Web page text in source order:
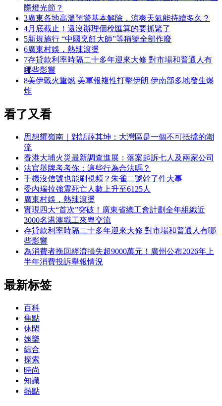
際燈光節？
3廣東各地高溫預警基本解除，涼爽天氣能持續多久？
4月底截止！還沒辦理個稅匯算的要抓緊了
5新規施行 “中國烹飪大師”等稱號全部作廢
6廣東村娛，熱辣滾燙
7存貸款利率時隔二十多年迎來大修 對市場和普通人有
哪些影響
8美伊戰火重燃 美軍報複性打擊伊朗 伊南部多地發生爆
炸
看了又看
思想耀嶺南｜對話薛其坤：大灣區是一個不可抵擋的潮
流
香港大埔火災最新調查進展：落案起訴七人及兩家公司
法官舉牌考考你：這些行為合法嗎？
手機沒信號也能刷視頻？朱雀二號幹了件大事
委內瑞拉強震死亡人數上升至6125人
廣東村娛，熱辣滾燙
實現四大“首次”突破！廣東省總工會計劃全年組織近
3000名港澳職工來粵交流
存貸款利率時隔二十多年迎來大修 對市場和普通人有哪
些影響
為消費者挽回經濟損失超9000萬元！廣州公布2026年上
半年消費投訴舉報情況
最新标签
百科
焦點
休閑
娛樂
綜合
探索
時尚
知識
熱點